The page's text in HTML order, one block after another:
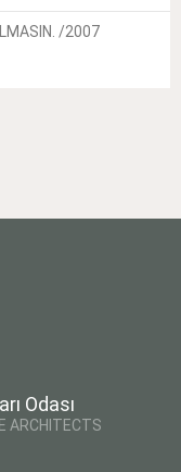
/2007
Odası
ARCHITECTS